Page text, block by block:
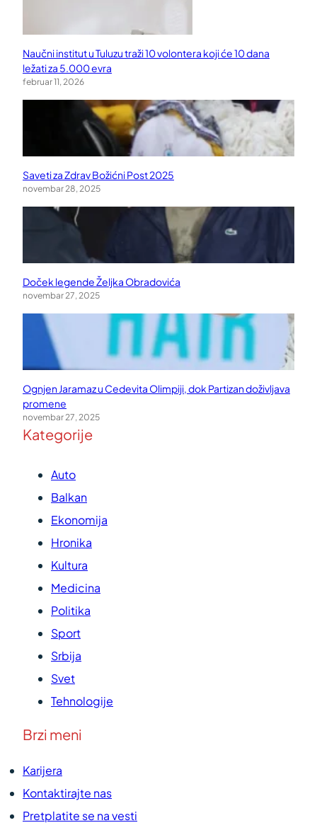
Naučni institut u Tuluzu traži 10 volontera koji će 10 dana
ležati za 5.000 evra
februar 11, 2026
Saveti za Zdrav Božićni Post 2025
novembar 28, 2025
Doček legende Željka Obradovića
novembar 27, 2025
Ognjen Jaramaz u Cedevita Olimpiji, dok Partizan doživljava
promene
novembar 27, 2025
Kategorije
Auto
Balkan
Ekonomija
Hronika
Kultura
Medicina
Politika
Sport
Srbija
Svet
Tehnologije
Brzi meni
Karijera
Kontaktirajte nas
Pretplatite se na vesti